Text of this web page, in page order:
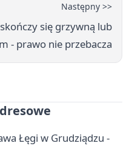
Następny >>
się grzywną lub
- prawo nie przebacza
Łęgi w Grudziądzu -